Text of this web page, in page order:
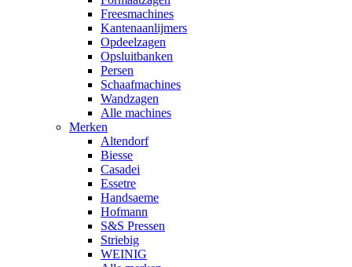
Freesmachines
Kantenaanlijmers
Opdeelzagen
Opsluitbanken
Persen
Schaafmachines
Wandzagen
Alle machines
Merken
Altendorf
Biesse
Casadei
Essetre
Handsaeme
Hofmann
S&S Pressen
Striebig
WEINIG